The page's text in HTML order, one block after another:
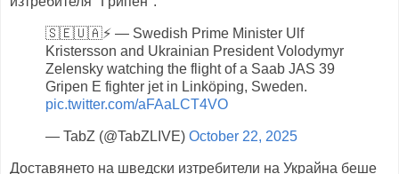
🇸🇪🇺🇦⚡️ — Swedish Prime Minister Ulf
Kristersson and Ukrainian President Volodymyr
Zelensky watching the flight of a Saab JAS 39
Gripen E fighter jet in Linköping, Sweden.
pic.twitter.com/aFAaLCT4VO
— TabZ (@TabZLIVE) October 22, 2025
Доставянето на шведски изтребители на Украйна беше